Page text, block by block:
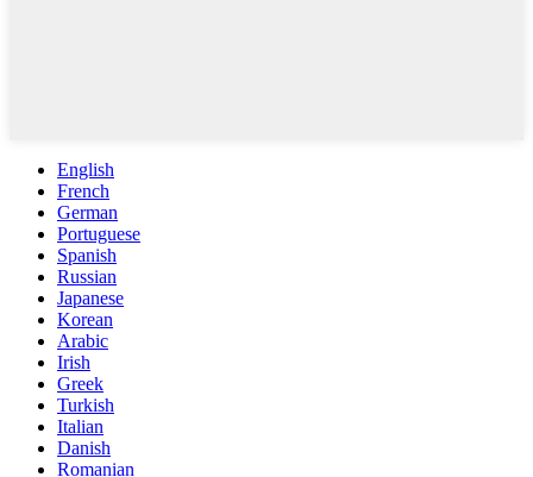
English
French
German
Portuguese
Spanish
Russian
Japanese
Korean
Arabic
Irish
Greek
Turkish
Italian
Danish
Romanian